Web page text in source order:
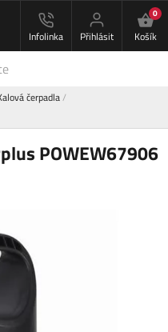
Infolinka Přihlásit
0
Košík
čerpadla
POWEW67906